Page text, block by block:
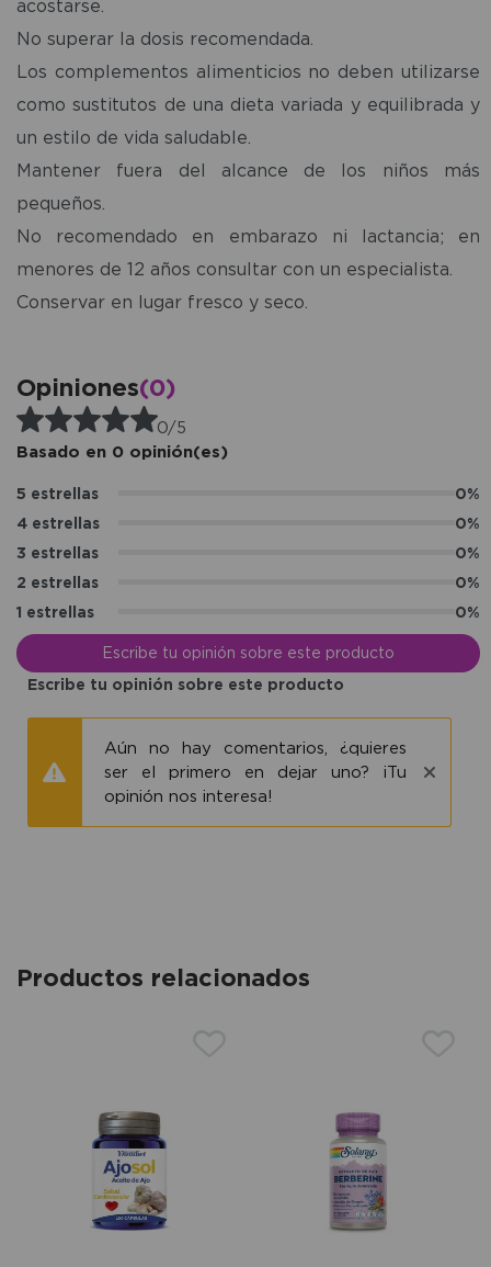
acostarse.
No superar la dosis recomendada.
Los complementos alimenticios no deben utilizarse
como sustitutos de una dieta variada y equilibrada y
un estilo de vida saludable.
Mantener fuera del alcance de los niños más
pequeños.
No recomendado en embarazo ni lactancia; en
menores de 12 años consultar con un especialista.
Conservar en lugar fresco y seco.
Opiniones(0)
0/5
Basado en 0 opinión(es)
5 estrellas
0%
4 estrellas
0%
3 estrellas
0%
2 estrellas
0%
1 estrellas
0%
Escribe tu opinión sobre este producto
Escribe tu opinión sobre este producto
Aún no hay comentarios, ¿quieres
ser el primero en dejar uno? ¡Tu
opinión nos interesa!
Productos relacionados